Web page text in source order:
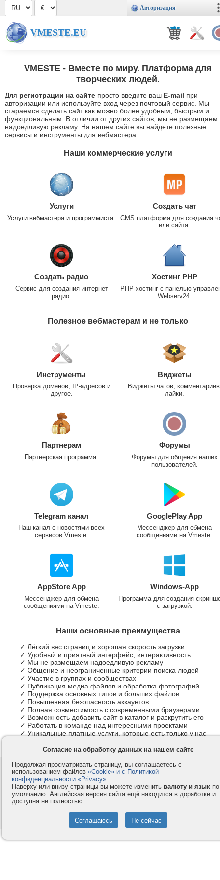
Авторизация
VMESTE.EU
VMESTE - Вместе по миру. Платформа для
творческих людей.
Для регистрации на сайте просто введите ваш E-mail при
авторизации или используйте вход через почтовый сервис. Мы
стараемся сделать сайт как можно более удобным, быстрым и
функциональным. В отличии от других сайтов, мы не размещаем
надоедливую рекламу. На нашем сайте вы найдете полезные
сервисы и инструменты для вебмастера.
Наши коммерческие услуги
Услуги
Услуги вебмастера и программиста.
Создать чат
CMS платформа для создания
или сайта.
Создать радио
Сервис для создания интернет
радио.
Хостинг PHP
PHP-хостинг с панелью
Webserv24.
Полезное вебмастерам и не только
Инструменты
Проверка доменов, IP-адресов и
другое.
Виджеты
Виджеты чатов,
лайки.
Партнерам
Партнерская программа.
Форумы
Форумы для общения наших
пользователей.
Telegram канал
Наш канал с новостями всех
сервисов Vmeste.
GooglePlay App
Мессенджер для обмена
сообщениями на Vmeste.
AppStore App
Мессенджер для обмена
сообщениями на Vmeste.
Windows-App
Программа для создания
с загрузкой.
Наши основные преимущества
✓ Лёгкий вес страниц и хорошая скорость загрузки
✓ Удобный и приятный интерфейс, интерактивность
✓ Мы не размещаем надоедливую рекламу
✓ Общение и неограниченные критерии поиска людей
✓ Участие в группах и сообществах
✓ Публикация медиа файлов и обработка фотографий
✓ Поддержка основных типов и больших файлов
✓ Повышенная безопасность аккаунтов
✓ Полная совместимость с современными браузерами
✓ Возможность добавить сайт в каталог и раскрутить его
✓ Работать в команде над интересными проектами
✓ Уникальные платные услуги, которые есть только у нас
Контакты
Компания
Privacy и Cookie
Услуги
Как оплатить
Помощь
© 2008-2026
- Все права защищены.
Согласие на обработку данных на нашем сайте
Продолжая просматривать страницу, вы соглашаетесь с
использованием файлов «Cookie» и с Политикой
конфиденциальности «Privacy».
Наверху или внизу страницы вы можете изменить валюту и язык по
умолчанию. Английская версия сайта ещё находится в доработке и
доступна не полностью.